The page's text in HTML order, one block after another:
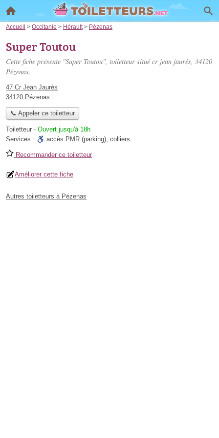
Accueil > Occitanie > Hérault > Pézenas
Super Toutou
Cette fiche présente "Super Toutou", toiletteur situé cr jean jaurès, 34120
Pézenas.
47 Cr Jean Jaurès
34120 Pézenas
📞 Appeler ce toiletteur
Toiletteur - Ouvert jusqu'à 18h
Services :
accès PMR (parking), colliers
Recommander ce toiletteur
Améliorer cette fiche
Autres toiletteurs à Pézenas